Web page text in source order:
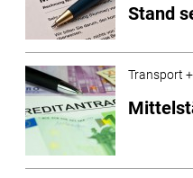
Stand
Transport